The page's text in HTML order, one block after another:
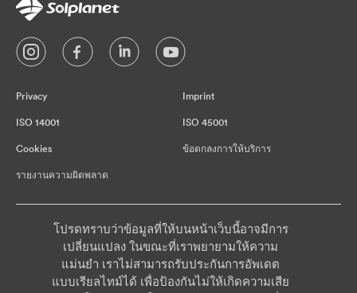
Privacy Imprint
ISO 14001 ISO 45001
Cookies ข้อตกลงการให้บริการ
รายงานความผิดพลาด
โปรดทราบว่าข้อมูลที่ให้บนหน้าเว็บนี้อาจมีการ
เปลี่ยนแปลง ในขณะที่เราพยายามให้ความ
แม่นยำ เราไม่สามารถรับประกันการอัพเดต
แบบเรียลไทม์ได้ เพื่อป้องกันไม่ให้เกิดความเสีย